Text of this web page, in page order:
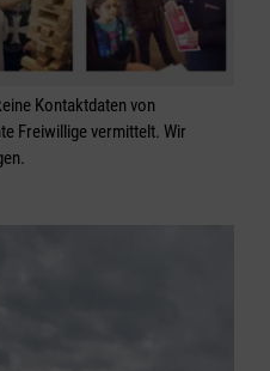
Kontaktdaten von
Freiwillige vermittelt. Wir